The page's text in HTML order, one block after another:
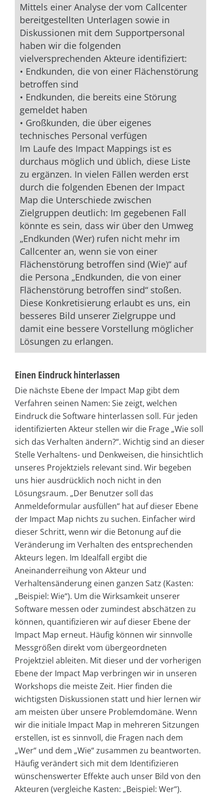
Mittels einer Analyse der vom Callcenter
bereitgestellten Unterlagen sowie in
Diskussionen mit dem Supportpersonal
haben wir die folgenden
vielversprechenden Akteure identifiziert:
• Endkunden, die von einer Flächenstörung
betroffen sind
• Endkunden, die bereits eine Störung
gemeldet haben
• Großkunden, die über eigenes
technisches Personal verfügen
Im Laufe des Impact Mappings ist es
durchaus möglich und üblich, diese Liste
zu ergänzen. In vielen Fällen werden erst
durch die folgenden Ebenen der Impact
Map die Unterschiede zwischen
Zielgruppen deutlich: Im gegebenen Fall
könnte es sein, dass wir über den Umweg
„Endkunden (Wer) rufen nicht mehr im
Callcenter an, wenn sie von einer
Flächenstörung betroffen sind (Wie)“ auf
die Persona „Endkunden, die von einer
Flächenstörung betroffen sind“ stoßen.
Diese Konkretisierung erlaubt es uns, ein
besseres Bild unserer Zielgruppe und
damit eine bessere Vorstellung möglicher
Lösungen zu erlangen.
Einen Eindruck hinterlassen
Die nächste Ebene der Impact Map gibt dem
Verfahren seinen Namen: Sie zeigt, welchen
Eindruck die Software hinterlassen soll. Für jeden
identifizierten Akteur stellen wir die Frage „Wie soll
sich das Verhalten ändern?“. Wichtig sind an dieser
Stelle Verhaltens- und Denkweisen, die hinsichtlich
unseres Projektziels relevant sind. Wir begeben
uns hier ausdrücklich noch nicht in den
Lösungsraum. „Der Benutzer soll das
Anmeldeformular ausfüllen“ hat auf dieser Ebene
der Impact Map nichts zu suchen. Einfacher wird
dieser Schritt, wenn wir die Betonung auf die
Veränderung im Verhalten des entsprechenden
Akteurs legen. Im Idealfall ergibt die
Aneinanderreihung von Akteur und
Verhaltensänderung einen ganzen Satz (Kasten:
„Beispiel: Wie“). Um die Wirksamkeit unserer
Software messen oder zumindest abschätzen zu
können, quantifizieren wir auf dieser Ebene der
Impact Map erneut. Häufig können wir sinnvolle
Messgrößen direkt vom übergeordneten
Projektziel ableiten. Mit dieser und der vorherigen
Ebene der Impact Map verbringen wir in unseren
Workshops die meiste Zeit. Hier finden die
wichtigsten Diskussionen statt und hier lernen wir
am meisten über unsere Problemdomäne. Wenn
wir die initiale Impact Map in mehreren Sitzungen
erstellen, ist es sinnvoll, die Fragen nach dem
„Wer“ und dem „Wie“ zusammen zu beantworten.
Häufig verändert sich mit dem Identifizieren
wünschenswerter Effekte auch unser Bild von den
Akteuren (vergleiche Kasten: „Beispiel: Wer“).